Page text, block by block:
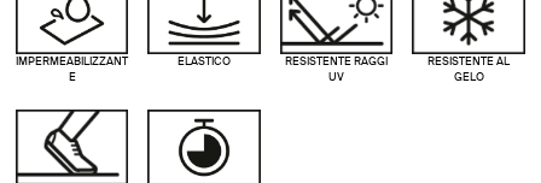
IMPERMEABILIZZANT
E
ELASTICO
RESISTENTE RAGGI
UV
RESISTENTE AL
GELO